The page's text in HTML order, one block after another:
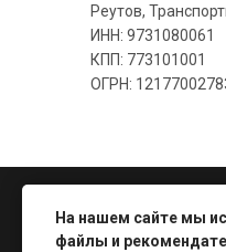
Реутов,
ИНН: 9731080061
КПП: 773101001
ОГРН:
На нашем сайте мы
файлы и